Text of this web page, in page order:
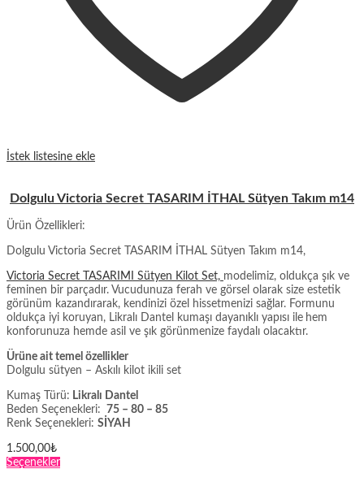
İstek listesine ekle
Dolgulu Victoria Secret TASARIM İTHAL Sütyen Takım m14
Ürün Özellikleri:
Dolgulu Victoria Secret TASARIM İTHAL Sütyen Takım m14,
Victoria Secret TASARIMI Sütyen Kilot Set, modelimiz, oldukça şık ve
feminen bir parçadır. Vucudunuza ferah ve görsel olarak size estetik
görünüm kazandırarak, kendinizi özel hissetmenizi sağlar. Formunu
oldukça iyi koruyan, Likralı Dantel kumaşı dayanıklı yapısı ile hem
konforunuza hemde asil ve şık görünmenize faydalı olacaktır.
Ürüne ait temel özellikler
Dolgulu sütyen – Askılı kilot ikili set
Kumaş Türü: Likralı Dantel
Beden Seçenekleri:
75 – 80 – 85
Renk Seçenekleri: SİYAH
1.500,00₺
SeçeneklerBu